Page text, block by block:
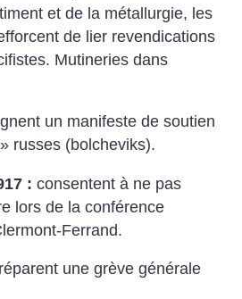
et de la métallurgie, les
de lier revendications
Mutineries dans
un manifeste de soutien
» russes (bolcheviks).
: consententà ne pas
lors de la conférence
Ferrand.
une grève générale